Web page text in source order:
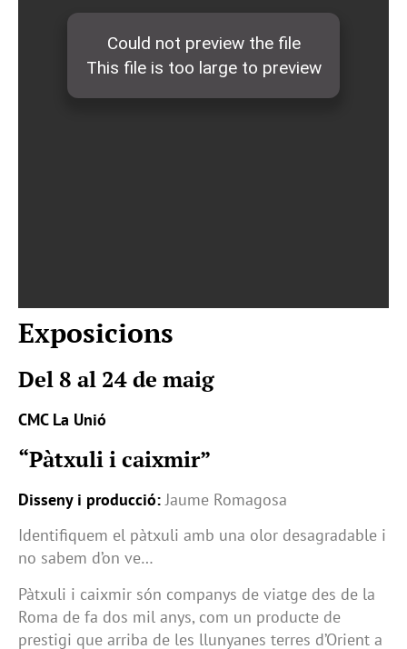
Exposicions
Del 8 al 24 de maig
CMC La Unió
“Pàtxuli i caixmir”
Disseny i producció:Jaume Romagosa
Identifiquem el pàtxuli amb una olor desagradable i
no sabem d’on ve…
Pàtxuli i caixmir són companys de viatge des de la
Roma de fa dos mil anys, com un producte de
prestigi que arriba de les llunyanes terres d’Orient a